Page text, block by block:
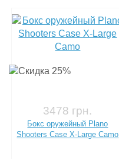
3478 грн.
Бокс оружейный Plano
Shooters Case X-Large Camo